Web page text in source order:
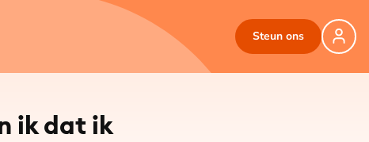
Steun ons
©Moon Jansen
ik dat ik